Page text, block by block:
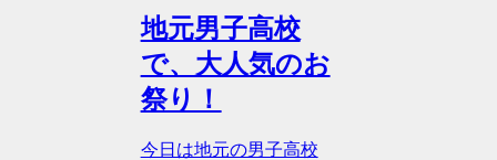
地元男子高校
で、大人気のお
祭り！
今日は地元の男子高校